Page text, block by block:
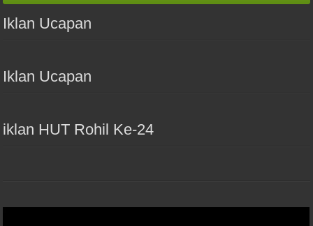
Iklan Ucapan
Iklan Ucapan
iklan HUT Rohil Ke-24